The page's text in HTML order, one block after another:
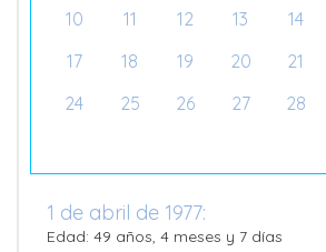
10
11 12 13 14
17
18 19 20 21
24
25 26 27 28
1 de abril de 1977:
Edad: 49 años, 4 meses y 7 días